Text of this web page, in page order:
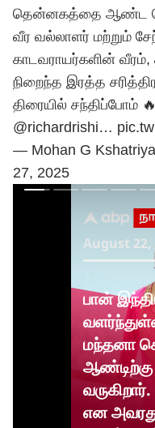
தென்னகத்தை ஆண்ட
வீர வல்லாளர் மற்றும்
காடவராயர்களின்
நிறைந்த இரத்த
திரையில் சந்திப்போம்
@richardrishi…
— Mohan G
27, 2025